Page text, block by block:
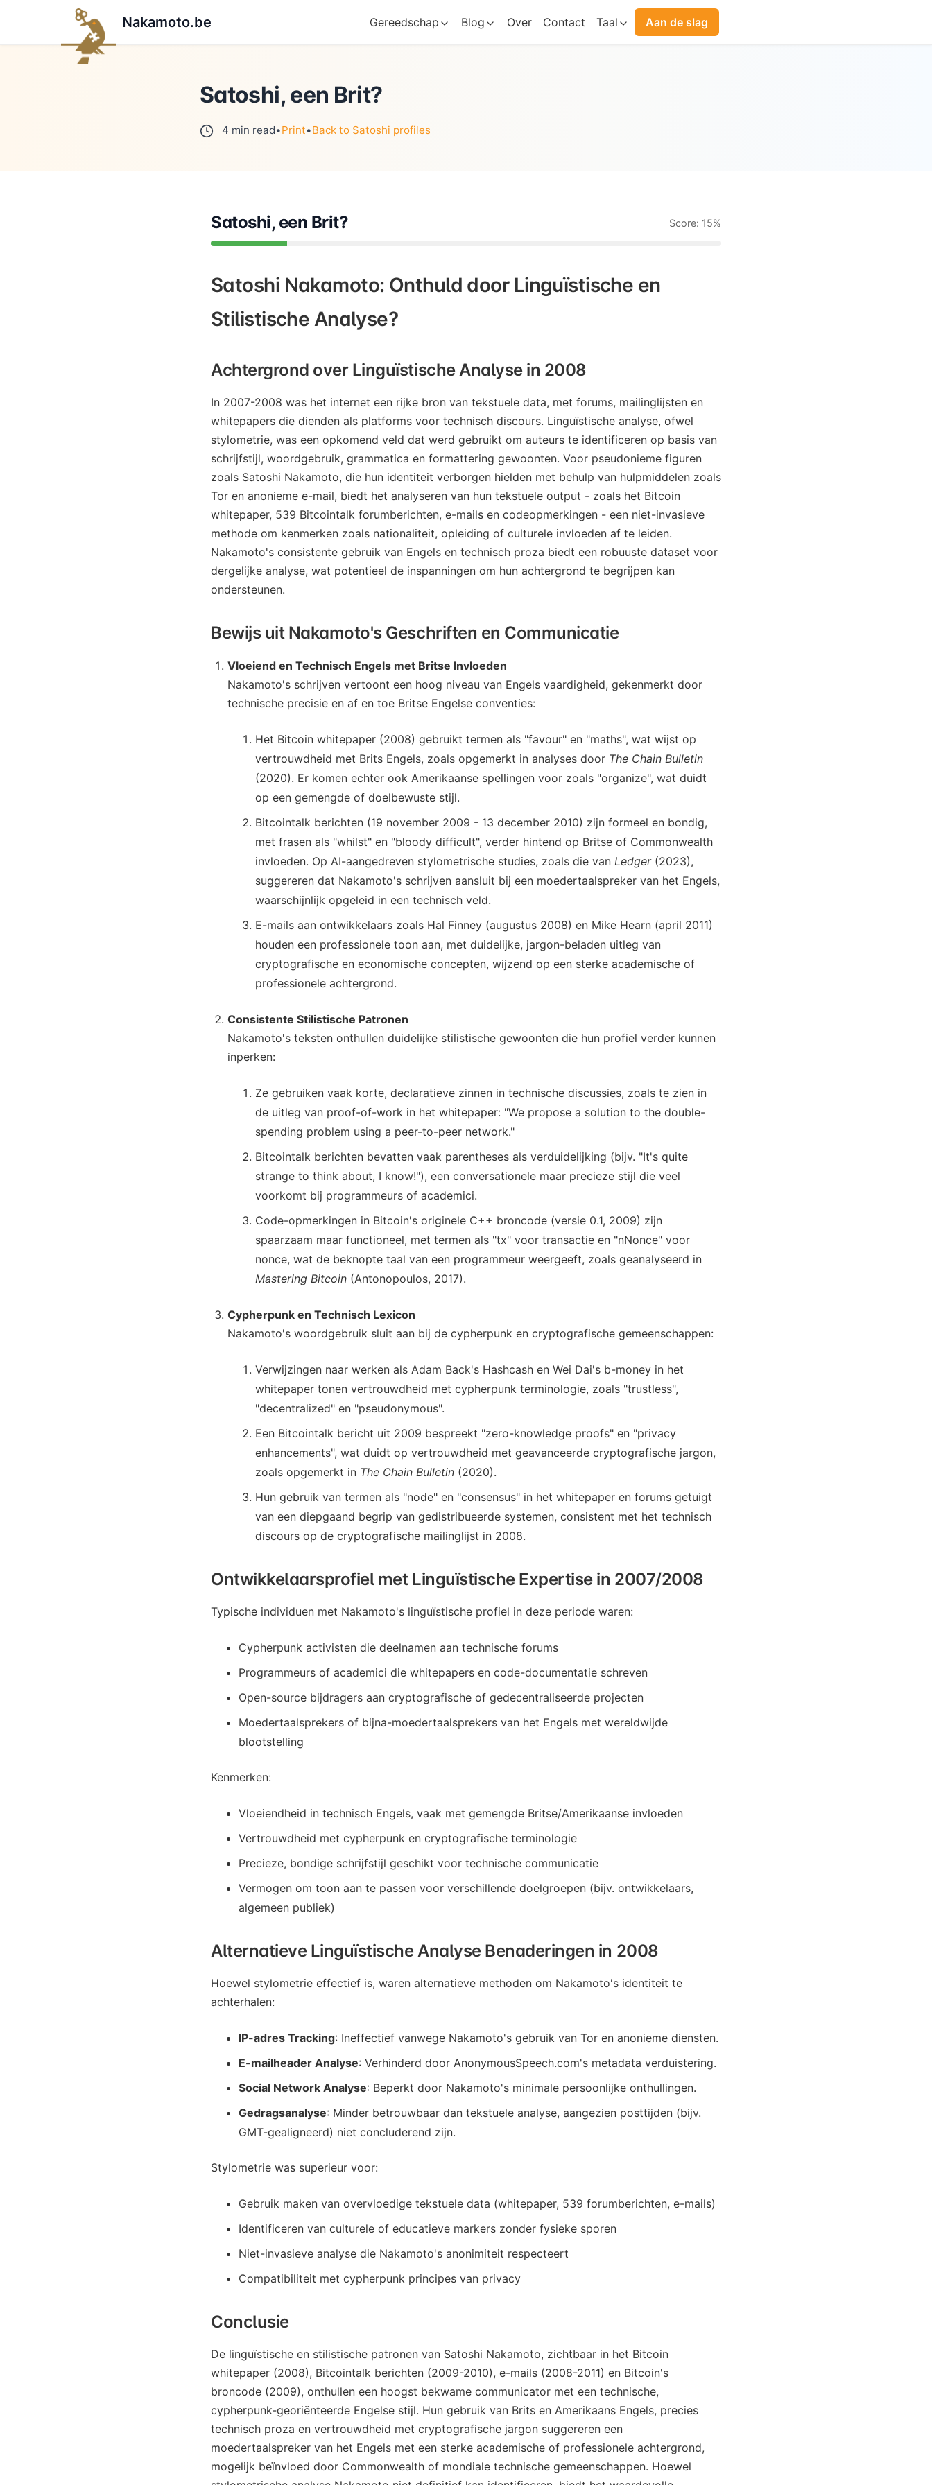
Nakamoto.be Gereedschap Blog Over Contact Taal Aan de slag
Satoshi, een Brit?
4 min read•Print•Back to Satoshi profiles
Satoshi, een Brit? Score: 15%
Satoshi Nakamoto: Onthuld door Linguïstische en
Stilistische Analyse?
Achtergrond over Linguïstische Analyse in 2008
In 2007-2008 was het internet een rijke bron van tekstuele data, met forums, mailinglijsten en
whitepapers die dienden als platforms voor technisch discours. Linguïstische analyse, ofwel
stylometrie, was een opkomend veld dat werd gebruikt om auteurs te identificeren op basis van
schrijfstijl, woordgebruik, grammatica en formattering gewoonten. Voor pseudonieme figuren
zoals Satoshi Nakamoto, die hun identiteit verborgen hielden met behulp van hulpmiddelen zoals
Tor en anonieme e-mail, biedt het analyseren van hun tekstuele output - zoals het Bitcoin
whitepaper, 539 Bitcointalk forumberichten, e-mails en codeopmerkingen - een niet-invasieve
methode om kenmerken zoals nationaliteit, opleiding of culturele invloeden af te leiden.
Nakamoto's consistente gebruik van Engels en technisch proza biedt een robuuste dataset voor
dergelijke analyse, wat potentieel de inspanningen om hun achtergrond te begrijpen kan
ondersteunen.
Bewijs uit Nakamoto's Geschriften en Communicatie
Vloeiend en Technisch Engels met Britse Invloeden
Nakamoto's schrijven vertoont een hoog niveau van Engels vaardigheid, gekenmerkt door
technische precisie en af en toe Britse Engelse conventies:
Het Bitcoin whitepaper (2008) gebruikt termen als "favour" en "maths", wat wijst op
vertrouwdheid met Brits Engels, zoals opgemerkt in analyses door The Chain Bulletin
(2020). Er komen echter ook Amerikaanse spellingen voor zoals "organize", wat duidt
op een gemengde of doelbewuste stijl.
Bitcointalk berichten (19 november 2009 - 13 december 2010) zijn formeel en bondig,
met frasen als "whilst" en "bloody difficult", verder hintend op Britse of Commonwealth
invloeden. Op AI-aangedreven stylometrische studies, zoals die van Ledger(2023),
suggereren dat Nakamoto's schrijven aansluit bij een moedertaalspreker van het Engels,
waarschijnlijk opgeleid in een technisch veld.
E-mails aan ontwikkelaars zoals Hal Finney (augustus 2008) en Mike Hearn (april 2011)
houden een professionele toon aan, met duidelijke, jargon-beladen uitleg van
cryptografische en economische concepten, wijzend op een sterke academische of
professionele achtergrond.
Consistente Stilistische Patronen
Nakamoto's teksten onthullen duidelijke stilistische gewoonten die hun profiel verder kunnen
inperken:
Ze gebruiken vaak korte, declaratieve zinnen in technische discussies, zoals te zien in
de uitleg van proof-of-work in het whitepaper: "We propose a solution to the double-
spending problem using a peer-to-peer network."
Bitcointalk berichten bevatten vaak parentheses als verduidelijking (bijv. "It's quite
strange to think about, I know!"), een conversationele maar precieze stijl die veel
voorkomt bij programmeurs of academici.
Code-opmerkingen in Bitcoin's originele C++ broncode (versie 0.1, 2009) zijn
spaarzaam maar functioneel, met termen als "tx" voor transactie en "nNonce" voor
nonce, wat de beknopte taal van een programmeur weergeeft, zoals geanalyseerd in
Mastering Bitcoin (Antonopoulos, 2017).
Cypherpunk en Technisch Lexicon
Nakamoto's woordgebruik sluit aan bij de cypherpunk en cryptografische gemeenschappen:
Verwijzingen naar werken als Adam Back's Hashcash en Wei Dai's b-money in het
whitepaper tonen vertrouwdheid met cypherpunk terminologie, zoals "trustless",
"decentralized" en "pseudonymous".
Een Bitcointalk bericht uit 2009 bespreekt "zero-knowledge proofs" en "privacy
enhancements", wat duidt op vertrouwdheid met geavanceerde cryptografische jargon,
zoals opgemerkt in The Chain Bulletin (2020).
Hun gebruik van termen als "node" en "consensus" in het whitepaper en forums getuigt
van een diepgaand begrip van gedistribueerde systemen, consistent met het technisch
discours op de cryptografische mailinglijst in 2008.
Ontwikkelaarsprofiel met Linguïstische Expertise in 2007/2008
Typische individuen met Nakamoto's linguïstische profiel in deze periode waren:
Cypherpunk activisten die deelnamen aan technische forums
Programmeurs of academici die whitepapers en code-documentatie schreven
Open-source bijdragers aan cryptografische of gedecentraliseerde projecten
Moedertaalsprekers of bijna-moedertaalsprekers van het Engels met wereldwijde
blootstelling
Kenmerken:
Vloeiendheid in technisch Engels, vaak met gemengde Britse/Amerikaanse invloeden
Vertrouwdheid met cypherpunk en cryptografische terminologie
Precieze, bondige schrijfstijl geschikt voor technische communicatie
Vermogen om toon aan te passen voor verschillende doelgroepen (bijv. ontwikkelaars,
algemeen publiek)
Alternatieve Linguïstische Analyse Benaderingen in 2008
Hoewel stylometrie effectief is, waren alternatieve methoden om Nakamoto's identiteit te
achterhalen:
IP-adres Tracking: Ineffectief vanwege Nakamoto's gebruik van Tor en anonieme diensten.
E-mailheader Analyse: Verhinderd door AnonymousSpeech.com's metadata verduistering.
Social Network Analyse: Beperkt door Nakamoto's minimale persoonlijke onthullingen.
Gedragsanalyse: Minder betrouwbaar dan tekstuele analyse, aangezien posttijden (bijv.
GMT-gealigneerd) niet concluderend zijn.
Stylometrie was superieur voor:
Gebruik maken van overvloedige tekstuele data (whitepaper, 539 forumberichten, e-mails)
Identificeren van culturele of educatieve markers zonder fysieke sporen
Niet-invasieve analyse die Nakamoto's anonimiteit respecteert
Compatibiliteit met cypherpunk principes van privacy
Conclusie
De linguïstische en stilistische patronen van Satoshi Nakamoto, zichtbaar in het Bitcoin
whitepaper (2008), Bitcointalk berichten (2009-2010), e-mails (2008-2011) en Bitcoin's
broncode (2009), onthullen een hoogst bekwame communicator met een technische,
cypherpunk-georiënteerde Engelse stijl. Hun gebruik van Brits en Amerikaans Engels, precies
technisch proza en vertrouwdheid met cryptografische jargon suggereren een
moedertaalspreker van het Engels met een sterke academische of professionele achtergrond,
mogelijk beïnvloed door Commonwealth of mondiale technische gemeenschappen. Hoewel